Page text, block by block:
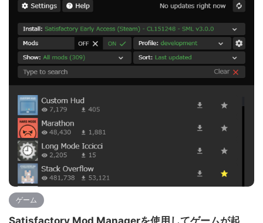
ゲーム
Satisfactory Mod Managerを使用してゲームが起